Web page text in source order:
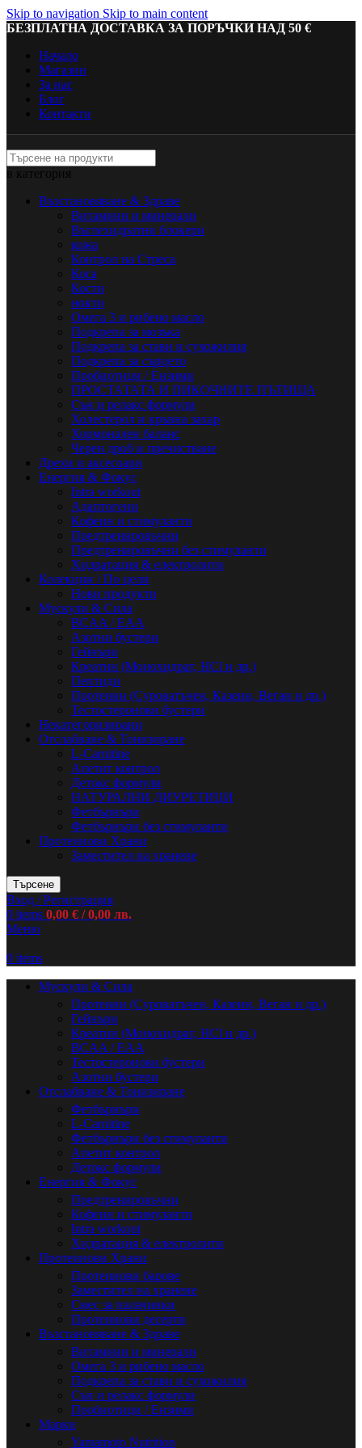
Skip to navigation Skip to main content
БЕЗПЛАТНА ДОСТАВКА ЗА ПОРЪЧКИ НАД 50 €
Начало
Магазин
За нас
Блог
Контакти
в категория
Възстановяване & Здраве
Витамини и минерали
Въглехидратни блокери
кожа
Контрол на Стреса
Коса
Кости
нокти
Омега 3 и рибено масло
Подкрепа за мозъка
Подкрепа за стави и сухожилия
Подкрепа за сърцето
Пробиотици / Ензими
ПРОСТАТАТА И ПИКОЧНИТЕ ПЪТИЩА
Сън и релакс формули
Холестерол и кръвна захар
Хормонален баланс
Черен дроб и пречистване
Дрехи и аксесоари
Енергия & Фокус
Intra workout
Адаптогени
Кофеин и стимуланти
Предтренировъчни
Предтренировъчни без стимуланти
Хидратация & електролити
Колекции / По цели
Нови продукти
Мускули & Сила
BCAA / EAA
Азотни бустери
Гейнъри
Креатин (Монохидрат, HCl и др.)
Пептиди
Протеини (Суроватъчен, Казеин, Веган и др.)
Тестостеронови бустери
Некатегоризирани
Отслабване & Тонизиране
L-Carnitine
Апетит контрол
Детокс формули
НАТУРАЛНИ ДИУРЕТИЦИ
Фетбърнъри
Фетбърнъри без стимуланти
Протеинови Храни
Заместител на хранене
Търсене
Вход / Регистрация
0 items 0,00 € / 0,00 лв.
Меню
0 items
Мускули & Сила
Протеини (Суроватъчен, Казеин, Веган и др.)
Гейнъри
Креатин (Монохидрат, HCl и др.)
BCAA / EAA
Тестостеронови бустери
Азотни бустери
Отслабване & Тонизиране
Фетбърнъри
L-Carnitine
Фетбърнъри без стимуланти
Апетит контрол
Детокс формули
Енергия & Фокус
Предтренировъчни
Кофеин и стимуланти
Intra workout
Хидратация & електролити
Протеинови Храни
Протеинови барове
Заместител на хранене
Смес за палачинки
Протеинови десерти
Възстановяване & Здраве
Витамини и минерали
Омега 3 и рибено масло
Подкрепа за стави и сухожилия
Сън и релакс формули
Пробиотици / Ензими
Марки
Yamamoto Nutrition